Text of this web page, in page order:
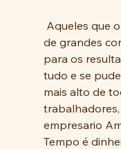
de grandes
para os
tudo e se
mais alto de
trabalhadores,
empresario
Tempo é